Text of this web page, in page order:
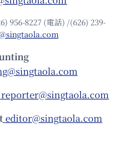
956-8227 (電話) /(626) 239-
reporter@singtaola.com
editor@singtaola.com